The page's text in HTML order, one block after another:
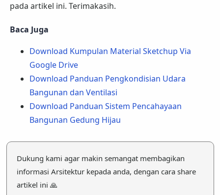
pada artikel ini. Terimakasih.
Baca Juga
Download Kumpulan Material Sketchup Via
Google Drive
Download Panduan Pengkondisian Udara
Bangunan dan Ventilasi
Download Panduan Sistem Pencahayaan
Bangunan Gedung Hijau
Dukung kami agar makin semangat membagikan
informasi Arsitektur kepada anda, dengan cara share
artikel ini 🙏